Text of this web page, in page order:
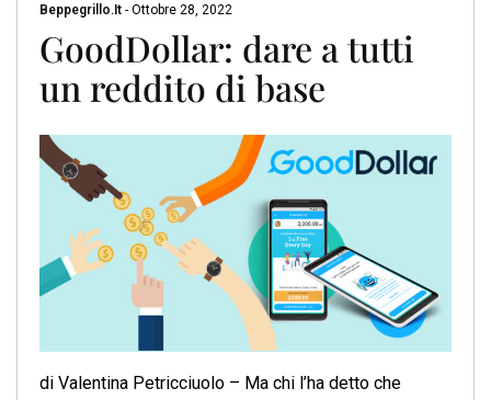
Beppegrillo.it - Ottobre 28, 2022
GoodDollar: dare a tutti
un reddito di base
di Valentina Petricciuolo – Ma chi l’ha detto che